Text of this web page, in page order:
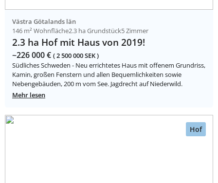
Västra Götalands län
146 m² Wohnfläche2.3 ha Grundstück5 Zimmer
2.3 ha Hof mit Haus von 2019!
~226 000 € ( 2 500 000 SEK )
Südliches Schweden - Neu errichtetes Haus mit offenem Grundriss,
Kamin, großen Fenstern und allen Bequemlichkeiten sowie
Nebengebäuden, 200 m vom See. Jagdrecht auf Niederwild.
Mehr lesen
Hof